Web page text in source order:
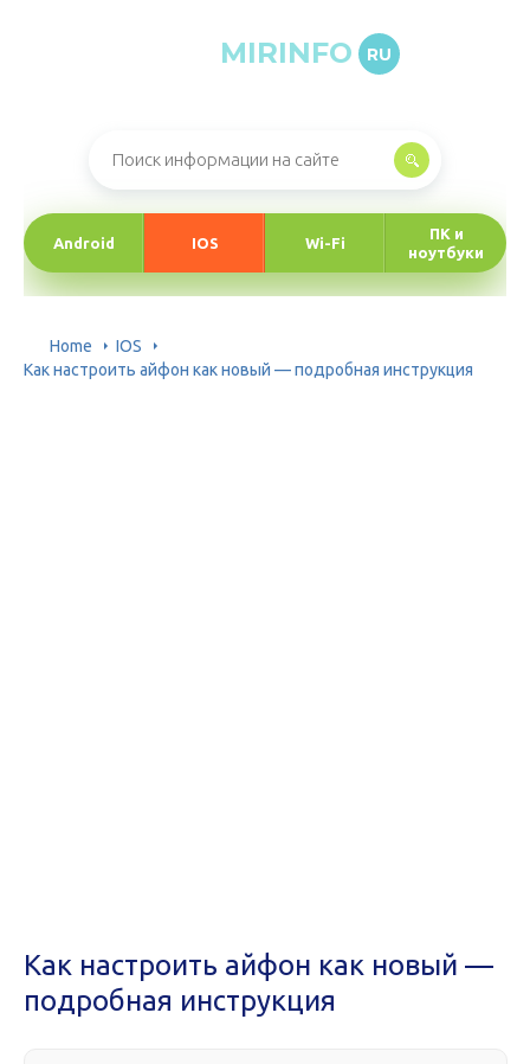
MIRINFO RU
Android IOS Wi-Fi
ПК и
ноутбуки
Home
IOS
Как настроить айфон как новый — подробная инструкция
Как настроить айфон как новый —
подробная инструкция